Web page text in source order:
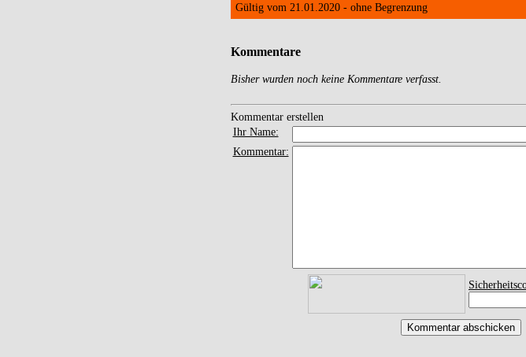
Gültig vom 21.01.2020 - ohne Begrenzung
Kommentare
Bisher wurden noch keine Kommentare verfasst.
Kommentar erstellen
Ihr Name:
Kommentar: